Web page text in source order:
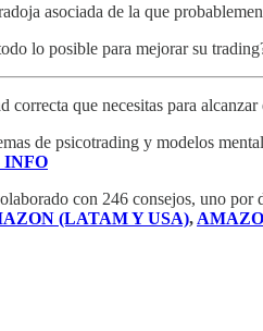
asociada de la que
lo posible para mejorar su
que necesitas para
de psicotrading y modelos
INFO
con 246 consejos, uno
(LATAM Y USA),